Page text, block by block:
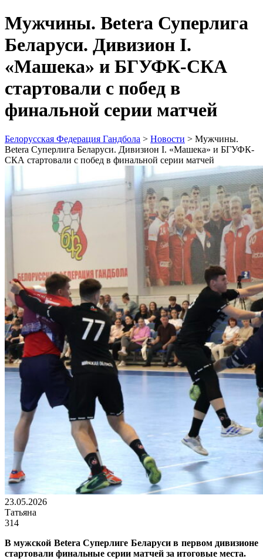
Мужчины. Betera Суперлига
Беларуси. Дивизион I.
«Машека» и БГУФК-СКА
стартовали с побед в
финальной серии матчей
Белорусская Федерация Гандбола > Новости > Мужчины.
Betera Суперлига Беларуси. Дивизион I. «Машека» и БГУФК-
СКА стартовали с побед в финальной серии матчей
23.05.2026
Татьяна
314
В мужской Betera Суперлиге Беларуси в первом дивизионе
стартовали финальные серии матчей за итоговые места.